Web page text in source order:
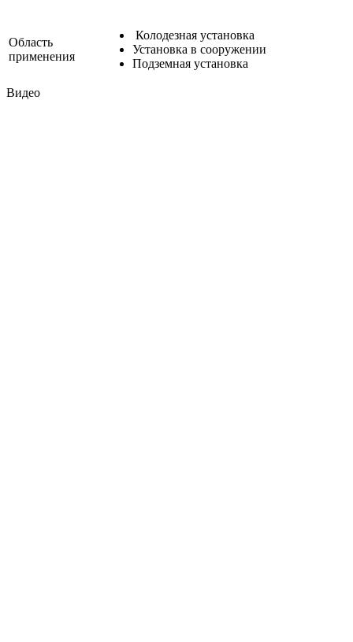
Область
применения
Колодезная установка
Установка в сооружении
Подземная установка
Видео